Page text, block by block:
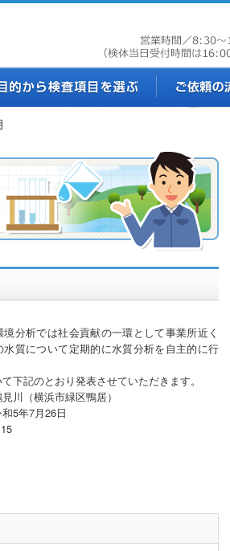
分析では社会貢献の一環として事業所近く
水質について定期的に水質分析を自主的に行
下記のとおり発表させていただきます。
川（横浜市緑区鴨居）
5年7月26日